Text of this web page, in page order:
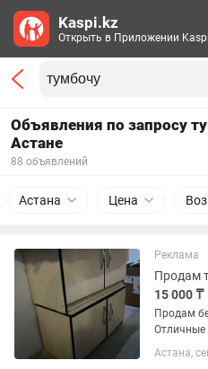
Объявления по запросу
Астане
88 объявлений
Астана Цена
Реклама
Продам
15 000 ₸
Продам
Отличные
балконе
штуку
Астана,
Kaspi.kz
Открыть в Приложении